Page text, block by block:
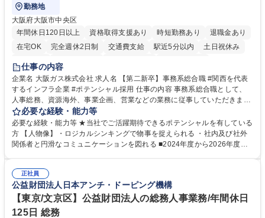
勤務地
大阪府大阪市中央区
年間休日120日以上
資格取得支援あり 時短勤務あり
退職金あり
在宅OK
完全週休2日制 交通費支給 駅近5分以内
土日祝休み
服装自由
第二新卒歓迎
仕事の内容
企業名 大阪ガス株式会社 求人名 【第二新卒】事務系総合職 #関西を代表
するインフラ企業 #ポテンシャル採用 仕事の内容 事務系総合職として、
人事総務、資源海外、事業企画、営業などの業務に従事していただきま
す。 【業務内容の一例】■所属事業部の勤労業務 ■海外に関係する各種業
務 ■営業部門の企画スタッフ、ルート営業 【キャリアパス】入社後の配属
ポジションで一定期間ご活躍頂いた後、本人の適性及び将来のキャリアを
鑑みてジョブローテーションを行います。 【育成】OJTでの現場育成や研
表するインフラ企業 #ポテンシャル採用
必要な経験・能力等
必要な経験・能力等 ★当社でご活躍期待できるポテンシャルを有している
方 【人物像】・ロジカルシンキングで物事を捉えられる ・社内及び社外
関係者と円滑なコミュニケーションを図れる ■2024年度から2026年度ま
72.html ■エネルギーセキュリティの不安定化や気候変動による自然災害の
甚大化など、これまで以上に社会課題解決の重要性が高まっています。
「未来の日常」の創造に向けて持続可能な社会の実現に貢献してまいりま
す。 学歴・資格 学歴：大学院 大学 語学力： 資格：
正社員
公益財団法人日本アンチ・ドーピング機構
【東京/文京区】公益財団法人の総務人事業務/年間休日
125日 総務